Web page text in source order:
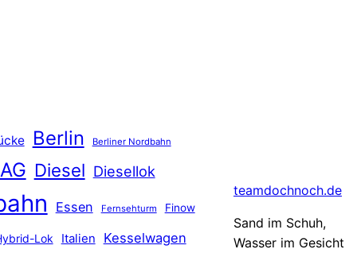
Berlin Berliner Nordbahn
Diesel Diesellok
Essen Fernsehturm Finow
Lok Italien Kesselwagen
teamdochnoch.de
Sand im Schuh,
Wasser im Gesicht